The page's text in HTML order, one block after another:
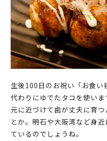
生後100日のお祝い「お食い
代わりにゆでたタコを使い
元に近づけて歯が丈夫に育
とか。明石や大阪湾など身
ているのでしょうね。